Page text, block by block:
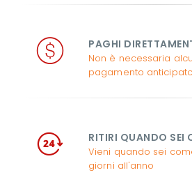
PAGHI
Non è necessaria
pagamento
RITIRI QUANDO SEI
Vieni quando sei
giorni all'anno